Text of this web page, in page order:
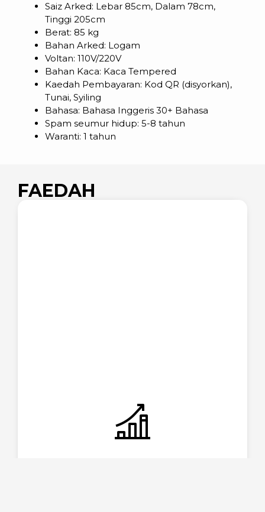
Saiz Arked: Lebar 85cm, Dalam 78cm,
Tinggi 205cm
Berat: 85 kg
Bahan Arked: Logam
Voltan: 110V/220V
Bahan Kaca: Kaca Tempered
Kaedah Pembayaran: Kod QR (disyorkan),
Tunai, Syiling
Bahasa: Bahasa Inggeris 30+ Bahasa
Spam seumur hidup: 5-8 tahun
Waranti: 1 tahun
FAEDAH